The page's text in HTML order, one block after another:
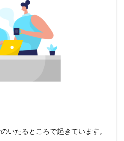
いたるところで起きています。